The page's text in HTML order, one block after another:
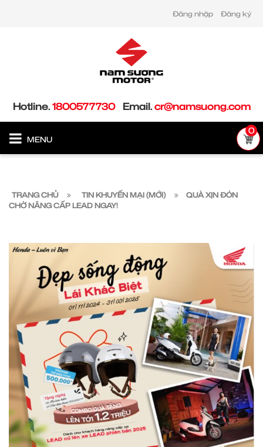
Đăng nhập Đăng ký
Hotline.1800577730 Email.cr@namsuong.com
MENU
0
TRANG CHỦ TIN KHUYẾN MẠI (MỚI)
QUÀ XỊN ĐÓN
CHỜ NÂNG CẤP LEAD NGAY!